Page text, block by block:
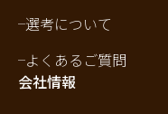
選考について
よくあるご質問
会社情報